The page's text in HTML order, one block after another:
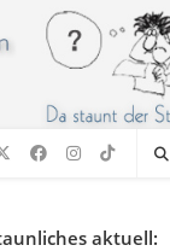
aktuell: